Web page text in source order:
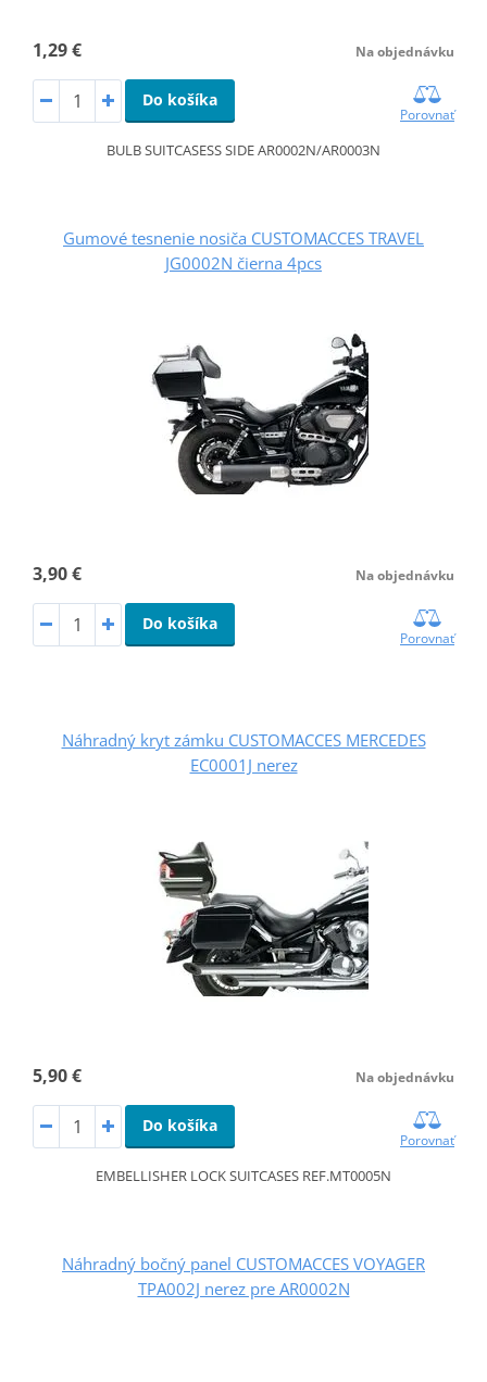
1,29 € Na objednávku
Do košíka
Porovnať
BULB SUITCASESS SIDE AR0002N/AR0003N
Gumové tesnenie nosiča CUSTOMACCES TRAVEL
JG0002N čierna 4pcs
3,90 € Na objednávku
Do košíka
Porovnať
Náhradný kryt zámku CUSTOMACCES MERCEDES
EC0001J nerez
5,90 € Na objednávku
Do košíka
Porovnať
EMBELLISHER LOCK SUITCASES REF.MT0005N
Náhradný bočný panel CUSTOMACCES VOYAGER
TPA002J nerez pre AR0002N